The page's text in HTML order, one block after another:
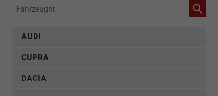
Fahrzeugnr.
AUDI
CUPRA
DACIA